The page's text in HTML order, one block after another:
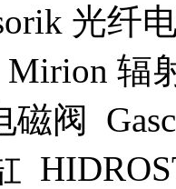
光纤
辐
磁阀